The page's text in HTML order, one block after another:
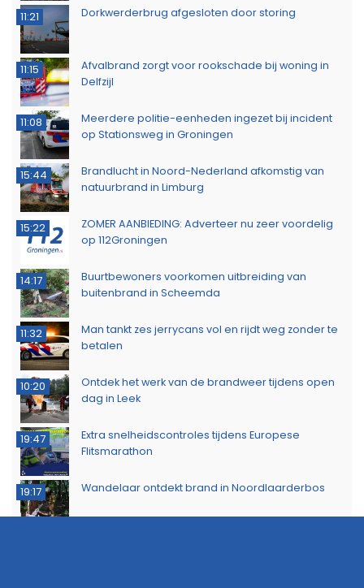
11:21 Dorkwerderbrug afgesloten door storing
11:15
Afvalbrand zorgt voor rookschade bij woning in
Delfzijl
11:08
Meerdere politie-eenheden ingezet bij incident
op Stationsweg in Groningen
15:44
Brandlucht in Noord-Nederland afkomstig van
natuurbrand in Limburg
15:22
ZOMER AANBIEDING: Adverteer nu zeer voordelig
op 112Groningen
14:17
Buurtbewoners voorkomen uitbreiding van
buitenbrand in Scheemda
11:32
Man tankt zes jerrycans vol en rijdt weg zonder te
betalen
10:20
Ontdek het werk van de brandweer tijdens open
dag in Leek
19:47
Extra snelheidscontroles tijdens Europese
Flitsmarathon
19:17 Wandelaar ontdekt brand in Noordlaarderbos